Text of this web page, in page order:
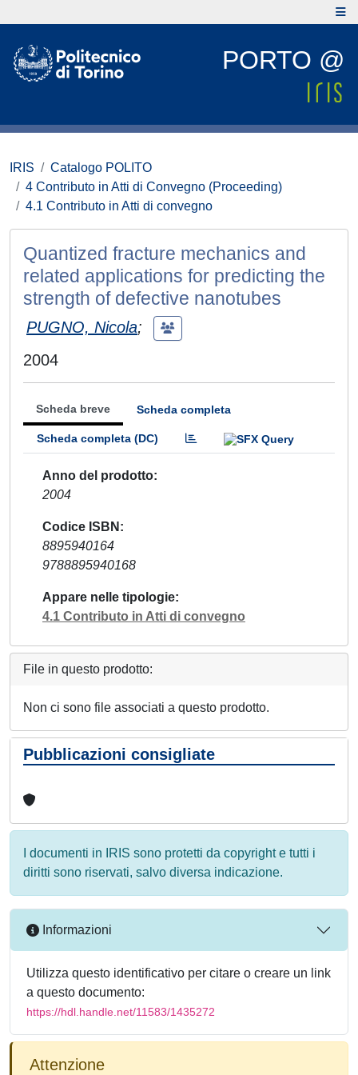
PORTO @
IRIS
Catalogo POLITO
4 Contributo in Atti di Convegno (Proceeding)
4.1 Contributo in Atti di convegno
Quantized fracture mechanics and
related applications for predicting the
strength of defective nanotubes
PUGNO, Nicola;
2004
Scheda breve Scheda completa
Scheda completa (DC)
Anno del prodotto
2004
Codice ISBN
8895940164
9788895940168
Appare nelle tipologie
4.1 Contributo in Atti di convegno
File in questo prodotto:
Non ci sono file associati a questo prodotto.
Pubblicazioni consigliate
I documenti in IRIS sono protetti da copyright e tutti i
diritti sono riservati, salvo diversa indicazione.
Informazioni
Utilizza questo identificativo per citare o creare un link
a questo documento:
https://hdl.handle.net/11583/1435272
Attenzione